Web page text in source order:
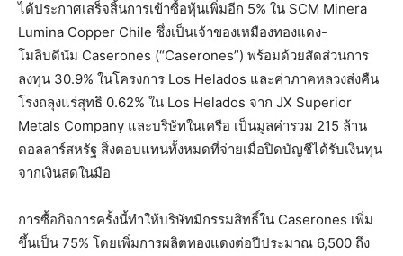
ได้ประกาศเสร็จสิ้นการเข้าซื้อหุ้นเพิ่มอีก 5% ใน SCM Minera
Lumina Copper Chile ซึ่งเป็นเจ้าของเหมืองทองแดง-
โมลิบดีนัม Caserones (“Caserones”) พร้อมด้วยสัดส่วนการ
ลงทุน 30.9% ในโครงการ Los Helados และค่าภาคหลวงส่งคืน
โรงถลุงแร่สุทธิ 0.62% ใน Los Helados จาก JX Superior
Metals Company และบริษัทในเครือ เป็นมูลค่ารวม 215 ล้าน
ดอลลาร์สหรัฐ สิ่งตอบแทนทั้งหมดที่จ่ายเมื่อปิดบัญชีได้รับเงินทุน
จากเงินสดในมือ
การซื้อกิจการครั้งนี้ทำให้บริษัทมีกรรมสิทธิ์ใน Caserones เพิ่ม
ขึ้นเป็น 75% โดยเพิ่มการผลิตทองแดงต่อปีประมาณ 6,500 ถึง